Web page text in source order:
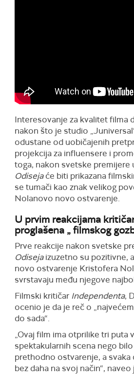
Interesovanje za kvalitet filma
nakon što je studio
odustane od uobičajenih
projekcija za influensere i
toga, nakon svetske premijere
Odisejaće biti prikazana
se tumači kao znak velikog
Nolanovo novo ostvarenje.
U prvim reakcijama
proglašena „ filmskog
Prve reakcije nakon svetske
Odisejaizuzetno su pozitivne,
novo ostvarenje Kristofera
svrstavaju među njegove
Filmski kritičar Independenta,
ocenio je da je reč o
do sada“.
„Ovaj film ima otprilike tri puta
spektakularnih scena nego
prethodno ostvarenje, a svaka
bez daha na svoj način“,